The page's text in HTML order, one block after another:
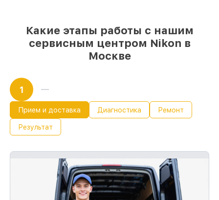
Какие этапы работы с нашим
сервисным центром Nikon в
Москве
1
Прием и доставка Диагностика Ремонт
Результат